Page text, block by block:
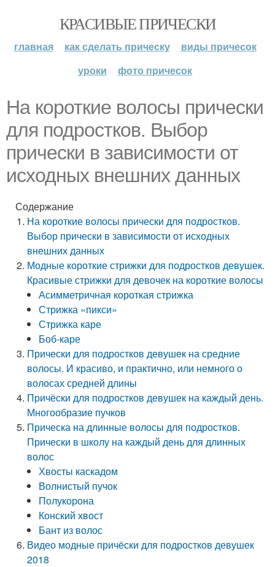
КРАСИВЫЕ ПРИЧЕСКИ
главная как сделать прическу
виды причесок
уроки
фото причесок
На короткие волосы прически
для подростков. Выбор
прически в зависимости от
исходных внешних данных
Содержание
На короткие волосы прически для подростков.
Выбор прически в зависимости от исходных
внешних данных
Модные короткие стрижки для подростков девушек.
Красивые стрижки для девочек на короткие волосы
Асимметричная короткая стрижка
Стрижка «пикси»
Стрижка каре
Боб-каре
Прически для подростков девушек на средние
волосы. И красиво, и практично, или немного о
волосах средней длины
Причёски для подростков девушек на каждый день.
Многообразие пучков
Прическа на длинные волосы для подростков.
Прически в школу на каждый день для длинных
волос
Хвосты каскадом
Волнистый пучок
Полукорона
Конский хвост
Бант из волос
Видео модные причёски для подростков девушек
2018